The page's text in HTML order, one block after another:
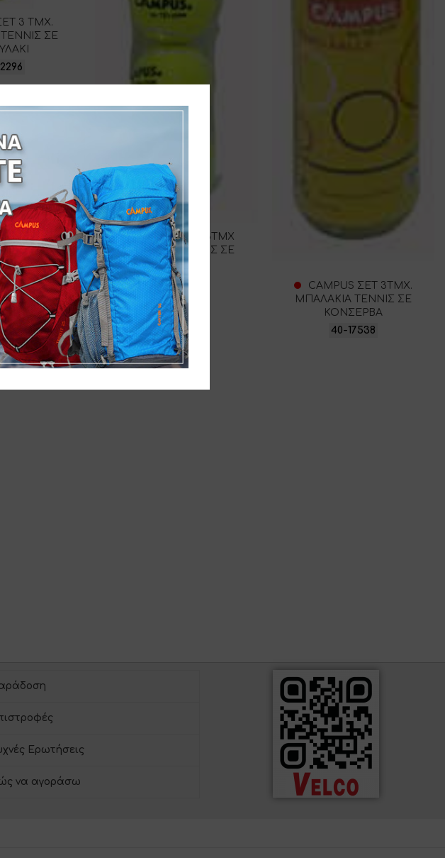
3 TMX.
ΣΕ
CAMPUS ΣΕΤ 3ΤΜΧ
ΜΠΑΛΑΚΙΑ ΤΕΝΝΙΣ ΣΕ
ΣΑΚΟΥΛΑΚΙ
40-17521
CAMPUS ΣΕΤ 3ΤΜΧ.
ΜΠΑΛΑΚΙΑ ΤΕΝΝΙΣ ΣΕ
ΚΟΝΣΕΡΒΑ
40-17538
Ερωτήσεις
να αγοράσω